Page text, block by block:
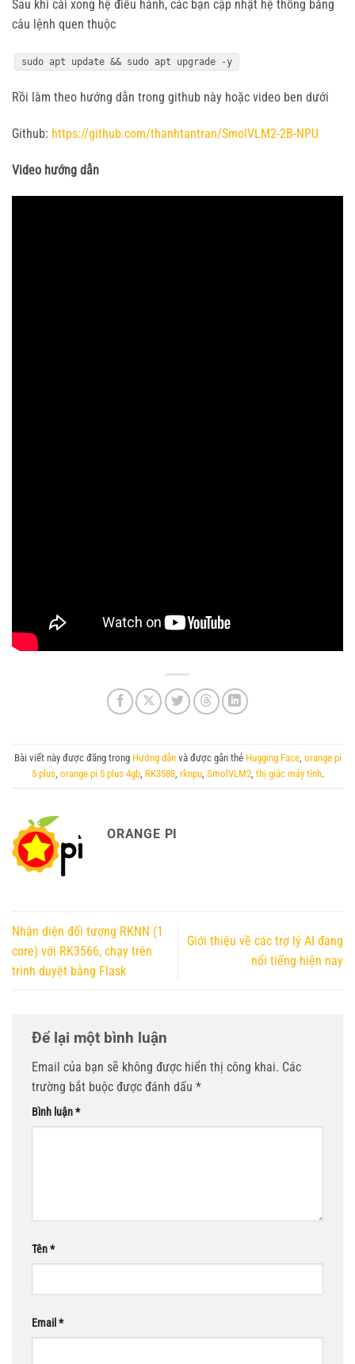
Sau khi cài xong hệ điều hành, các bạn cập nhật hệ thống bằng
câu lệnh quen thuộc
sudo apt update && sudo apt upgrade -y
Rồi làm theo hướng dẫn trong github này hoặc video ben dưới
Github: https://github.com/thanhtantran/SmolVLM2-2B-NPU
Video hướng dẫn
Bài viết này được đăng trong Hướng dẫnvà được gắn thẻ Hugging Face, orange pi
5 plus, orange pi 5 plus 4gb, RK3588, rknpu, SmolVLM2, thị giác máy tính.
ORANGE PI
Nhận diện đối tượng RKNN (1
core) với RK3566, chạy trên
trình duyệt bằng Flask
Giới thiệu về các trợ lý AI đang
nổi tiếng hiện nay
Để lại một bình luận
Email của bạn sẽ không được hiển thị công khai. Các
trường bắt buộc được đánh dấu *
Bình luận*
Tên*
Email *